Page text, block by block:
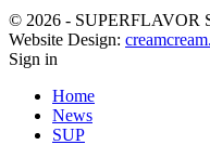
© 2026 - SUPERFLAVOR
Website Design:
Sign in
Home
News
SUP